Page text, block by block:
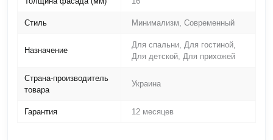
Стиль Минимализм, Современный
Назначение
Для спальни, Для гостиной,
Для детской, Для прихожей
Страна-производитель
товара
Украина
Гарантия 12 месяцев